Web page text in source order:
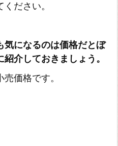
ださい。
気になるのは価格だとぼ
介しておきましょう。
価格です。